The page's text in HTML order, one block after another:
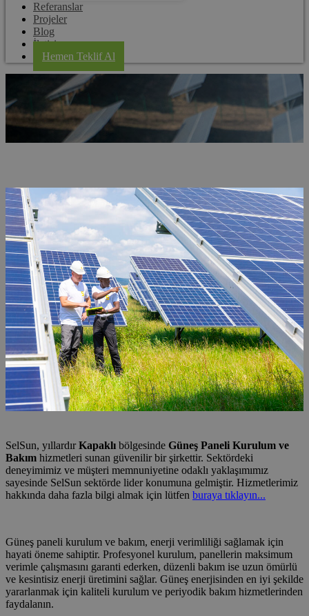
Referanslar
Projeler
Blog
İletişim
Hemen Teklif Al
SelSun, yıllardırKapaklı bölgesinde Güneş Paneli Kurulum ve
Bakım hizmetleri sunan güvenilir bir şirkettir. Sektördeki
deneyimimiz ve müşteri memnuniyetine odaklı yaklaşımımız
sayesinde SelSun sektörde lider konumuna gelmiştir. Hizmetlerimiz
hakkında daha fazla bilgi almak için lütfen buraya tıklayın...
Güneş paneli kurulum ve bakım, enerji verimliliği sağlamak için
hayati öneme sahiptir. Profesyonel kurulum, panellerin maksimum
verimle çalışmasını garanti ederken, düzenli bakım ise uzun ömürlü
ve kesintisiz enerji üretimini sağlar. Güneş enerjisinden en iyi şekilde
yararlanmak için kaliteli kurulum ve periyodik bakım hizmetlerinden
faydalanın.